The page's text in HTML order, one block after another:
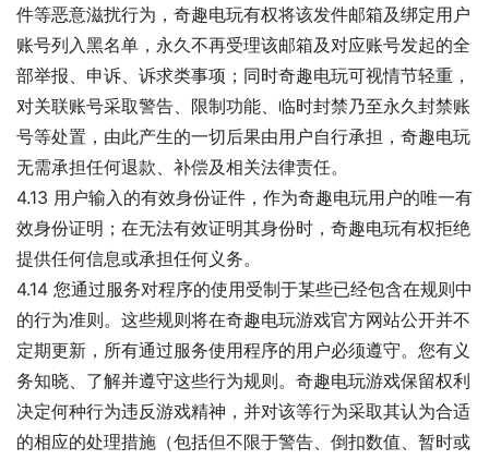
件等恶意滋扰行为，奇趣电玩有权将该发件邮箱及绑定用户
账号列入黑名单，永久不再受理该邮箱及对应账号发起的全
部举报、申诉、诉求类事项；同时奇趣电玩可视情节轻重，
对关联账号采取警告、限制功能、临时封禁乃至永久封禁账
号等处置，由此产生的一切后果由用户自行承担，奇趣电玩
无需承担任何退款、补偿及相关法律责任。
4.13 用户输入的有效身份证件，作为奇趣电玩用户的唯一有
效身份证明；在无法有效证明其身份时，奇趣电玩有权拒绝
提供任何信息或承担任何义务。
4.14 您通过服务对程序的使用受制于某些已经包含在规则中
的行为准则。这些规则将在奇趣电玩游戏官方网站公开并不
定期更新，所有通过服务使用程序的用户必须遵守。您有义
务知晓、了解并遵守这些行为规则。奇趣电玩游戏保留权利
决定何种行为违反游戏精神，并对该等行为采取其认为合适
的相应的处理措施（包括但不限于警告、倒扣数值、暂时或